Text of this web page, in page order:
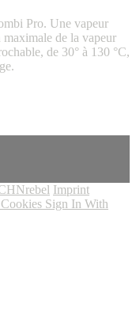
Pro. Une vapeur
de la vapeur
de 30° à 130 °C,
Imprint
Cookies Sign In With